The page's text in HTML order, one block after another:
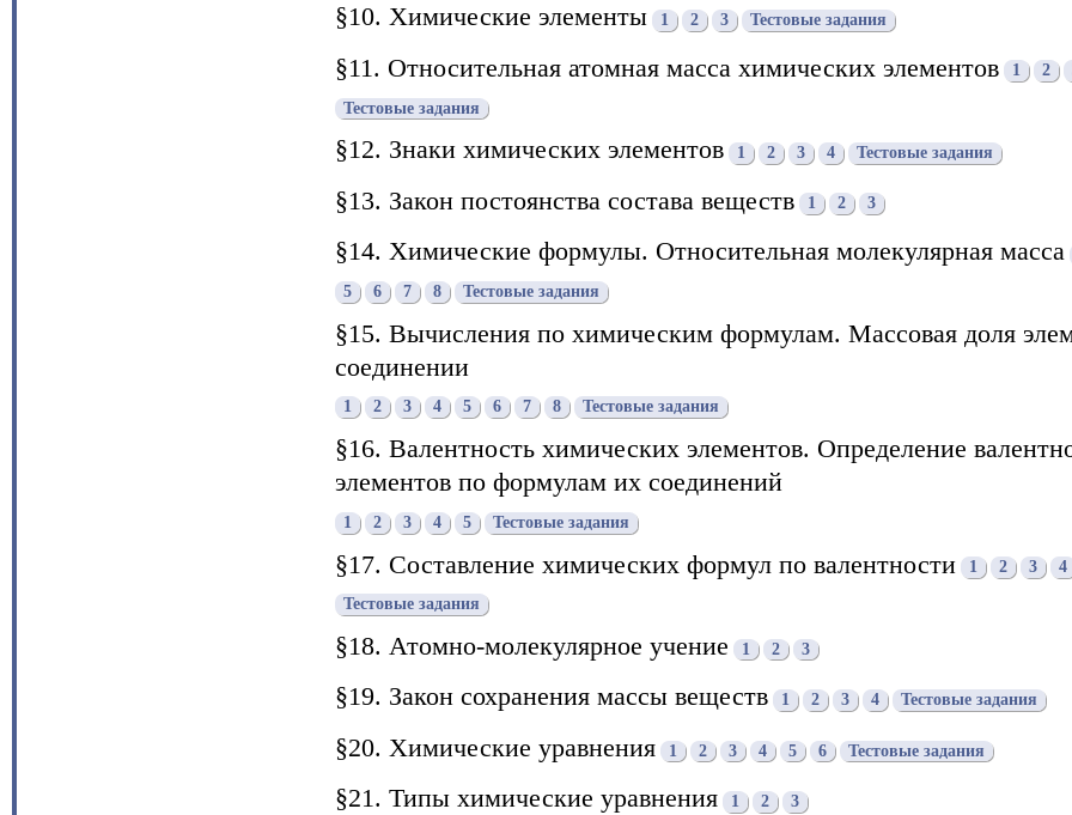
§10. Химические элементы 1 2 3 Тестовые задания
§11. Относительная атомная масса химических элементов 1 2
Тестовые задания
§12. Знаки химических элементов 1 2 3 4 Тестовые задания
§13. Закон постоянства состава веществ 1 2 3
§14. Химические формулы. Относительная молекулярная масса
5 6 7 8 Тестовые задания
§15. Вычисления по химическим формулам. Массовая доля
соединении
1 2 3 4 5 6 7 8 Тестовые задания
§16. Валентность химических элементов. Определение
элементов по формулам их соединений
1 2 3 4 5 Тестовые задания
§17. Составление химических формул по валентности 1 2 3 4
Тестовые задания
§18. Атомно-молекулярное учение 1 2 3
§19. Закон сохранения массы веществ 1 2 3 4 Тестовые задания
§20. Химические уравнения 1 2 3 4 5 6 Тестовые задания
§21. Типы химические уравнения 1 2 3